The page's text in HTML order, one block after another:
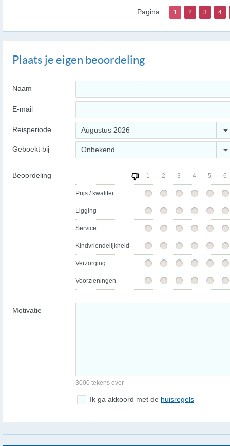
Pagina 1 2 3 4
Plaats je eigen beoordeling
Naam
E-mail
Reisperiode Augustus 2026
Geboekt bij Onbekend
Beoordeling 1 2 3 4 5 6
Prijs / kwaliteit
Ligging
Service
Kindvriendelijkheid
Verzorging
Voorzieningen
Motivatie
3000 tekens over
Ik ga akkoord met de huisregels